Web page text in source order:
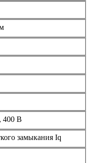
400 В
замыкания Iq